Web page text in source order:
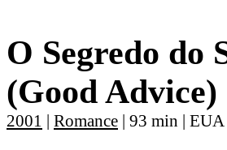
O Segredo do
(Good Advice)
2001 | Romance | 93 min | EUA